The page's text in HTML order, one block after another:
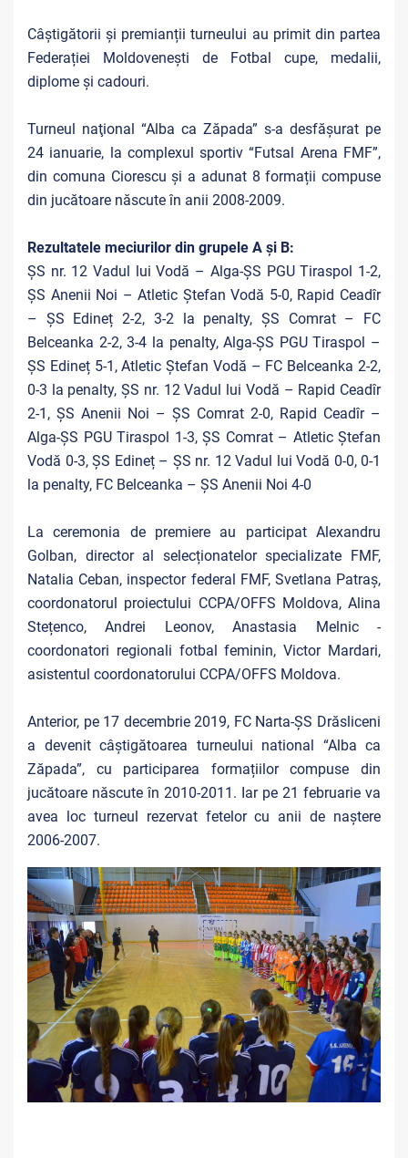
Câștigătorii și premianții turneului au primit din partea
Federației Moldovenești de Fotbal cupe, medalii,
diplome și cadouri.
Turneul naţional “Alba ca Zăpada” s-a desfăşurat pe
24 ianuarie, la complexul sportiv “Futsal Arena FMF”,
din comuna Ciorescu şi a adunat 8 formații compuse
din jucătoare născute în anii 2008-2009.
Rezultatele meciurilor din grupele A și B:
ȘS nr. 12 Vadul lui Vodă – Alga-ȘS PGU Tiraspol 1-2,
ȘS Anenii Noi – Atletic Ștefan Vodă 5-0, Rapid Ceadîr
– ȘS Edineț 2-2, 3-2 la penalty, ȘS Comrat – FC
Belceanka 2-2, 3-4 la penalty, Alga-ȘS PGU Tiraspol –
ȘS Edineț 5-1, Atletic Ștefan Vodă – FC Belceanka 2-2,
0-3 la penalty, ȘS nr. 12 Vadul lui Vodă – Rapid Ceadîr
2-1, ȘS Anenii Noi – ȘS Comrat 2-0, Rapid Ceadîr –
Alga-ȘS PGU Tiraspol 1-3, ȘS Comrat – Atletic Ștefan
Vodă 0-3, ȘS Edineț – ȘS nr. 12 Vadul lui Vodă 0-0, 0-1
la penalty, FC Belceanka – ȘS Anenii Noi 4-0
La ceremonia de premiere au participat Alexandru
Golban, director al selecționatelor specializate FMF,
Natalia Ceban, inspector federal FMF, Svetlana Patraș,
coordonatorul proiectului CCPA/OFFS Moldova, Alina
Stețenco, Andrei Leonov, Anastasia Melnic -
coordonatori regionali fotbal feminin, Victor Mardari,
asistentul coordonatorului CCPA/OFFS Moldova.
Anterior, pe 17 decembrie 2019, FC Narta-ȘS Drăsliceni
a devenit câștigătoarea turneului national “Alba ca
Zăpada”, cu participarea formațiilor compuse din
jucătoare născute în 2010-2011. Iar pe 21 februarie va
avea loc turneul rezervat fetelor cu anii de naștere
2006-2007.